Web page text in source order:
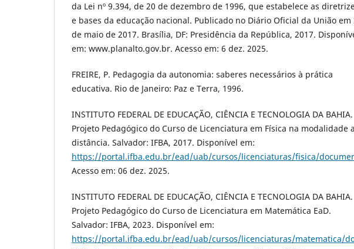
da Lei nº 9.394, de 20 de dezembro de 1996, que estabelece as
e bases da educação nacional. Publicado no Diário Oficial da União em
de maio de 2017. Brasília, DF: Presidência da República, 2017.
em: www.planalto.gov.br. Acesso em: 6 dez. 2025.
FREIRE, P. Pedagogia da autonomia: saberes necessários à prática
educativa. Rio de Janeiro: Paz e Terra, 1996.
INSTITUTO FEDERAL DE EDUCAÇÃO, CIÊNCIA E TECNOLOGIA DA BAHIA.
Projeto Pedagógico do Curso de Licenciatura em Física na modalidade a
distância. Salvador: IFBA, 2017. Disponível em:
https://portal.ifba.edu.br/ead/uab/cursos/licenciaturas/fisica/
Acesso em: 06 dez. 2025.
INSTITUTO FEDERAL DE EDUCAÇÃO, CIÊNCIA E TECNOLOGIA DA BAHIA.
Projeto Pedagógico do Curso de Licenciatura em Matemática EaD.
Salvador: IFBA, 2023. Disponível em:
https://portal.ifba.edu.br/ead/uab/cursos/licenciaturas/matematica/